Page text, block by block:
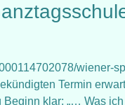
wiener-
Termin
klar: „… Was